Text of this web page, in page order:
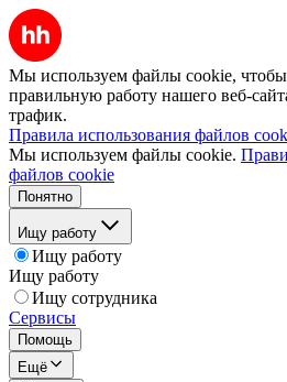
Мы используем файлы cookie, чтобы
правильную работу нашего веб-
трафик.
Правила использования файлов
Мы используем файлы cookie.
файлов cookie
Понятно
Ищу работу
Ищу работу
Ищу работу
Ищу сотрудника
Сервисы
Помощь
Ещё